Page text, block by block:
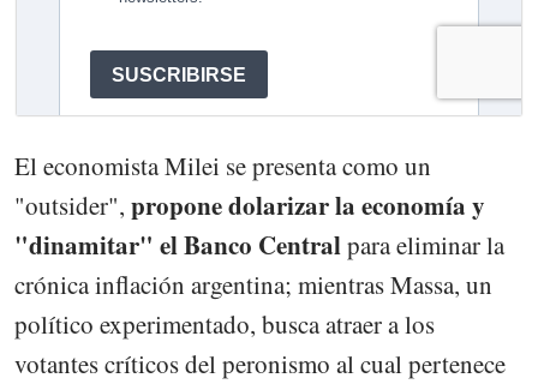
El economista Milei se presenta como un
"outsider", propone dolarizar la economía y
"dinamitar" el Banco Centralpara eliminar la
crónica inflación argentina; mientras Massa, un
político experimentado, busca atraer a los
votantes críticos del peronismo al cual pertenece